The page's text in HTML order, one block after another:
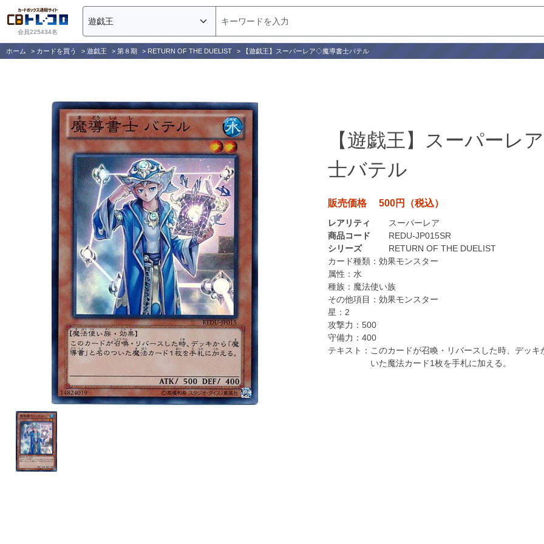
会員225434名
ホーム > カードを買う > 遊戯王 > 第８期 > RETURN OF THE DUELIST > 【遊戯王】スーパーレア◇魔導書士バテル
【遊戯王】スーパーレ
士バテル
販売価格 500円（税込）
レアリティ
スーパーレア
商品コード
REDU-JP015SR
シリーズ
RETURN OF THE DUELIST
カード種類： 効果モンスター
属性： 水
種族： 魔法使い族
その他項目： 効果モンスター
星： 2
攻撃力： 500
守備力： 400
テキスト： このカードが召喚・リバースした時、デッ
いた魔法カード1枚を手札に加える。